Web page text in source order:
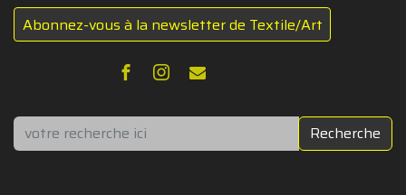
Abonnez-vous à la newsletter de Textile/Art
Rechercher Recherche